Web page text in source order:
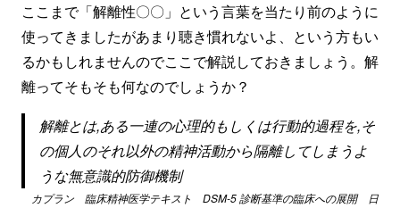
ここまで「解離性〇〇」という言葉を当たり前のように
使ってきましたがあまり聴き慣れないよ、という方もい
るかもしれませんのでここで解説しておきましょう。解
離ってそもそも何なのでしょうか？
解離とは,ある一連の心理的もしくは行動的過程を,そ
の個人のそれ以外の精神活動から隔離してしまうよ
うな無意識的防御機制
カプラン 臨床精神医学テキスト DSM-5 診断基準の臨床への展開 日